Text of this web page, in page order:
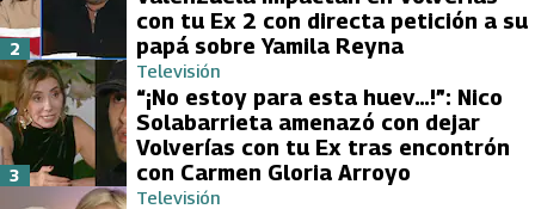
con tu Ex 2 con directa petición a su
papá sobre Yamila Reyna
2
Televisión
“¡No estoy para esta huev…!”: Nico
Solabarrieta amenazó con dejar
Volverías con tu Ex tras encontrón
con Carmen Gloria Arroyo
3
Televisión